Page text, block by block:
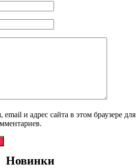
и адрес сайта в этом браузере для
Новинки